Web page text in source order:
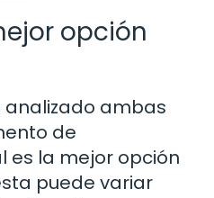
opción
analizado ambas
de
es la mejor opción
puede variar